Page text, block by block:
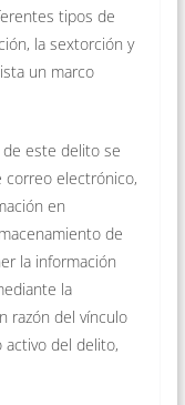
tipos de
la sextorción y
un marco
este delito se
correo electrónico,
en
de
la información
la
razón del vínculo
del delito,